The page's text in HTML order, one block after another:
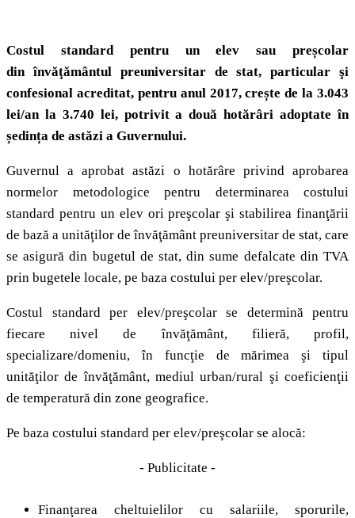
Costul standard pentru un elev sau preșcolar
din învăţământul preuniversitar de stat, particular şi
confesional acreditat, pentru anul 2017, crește de la 3.043
lei/an la 3.740 lei, potrivit a două hotărâri adoptate în
ședința de astăzi a Guvernului.
Guvernul a aprobat astăzi o hotărâre privind aprobarea
normelor metodologice pentru determinarea costului
standard pentru un elev ori preşcolar şi stabilirea finanţării
de bază a unităţilor de învăţământ preuniversitar de stat, care
se asigură din bugetul de stat, din sume defalcate din TVA
prin bugetele locale, pe baza costului per elev/preşcolar.
Costul standard per elev/preşcolar se determină pentru
fiecare nivel de învăţământ, filieră, profil,
specializare/domeniu, în funcţie de mărimea şi tipul
unităţilor de învăţământ, mediul urban/rural şi coeficienţii
de temperatură din zone geografice.
Pe baza costului standard per elev/preşcolar se alocă:
- Publicitate -
Finanţarea cheltuielilor cu salariile, sporurile,